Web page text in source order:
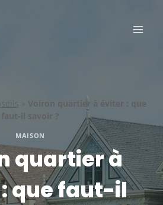
Voiron quartier à éviter : que
faut-il savoir ?
MAISON
quartier à
que faut-il